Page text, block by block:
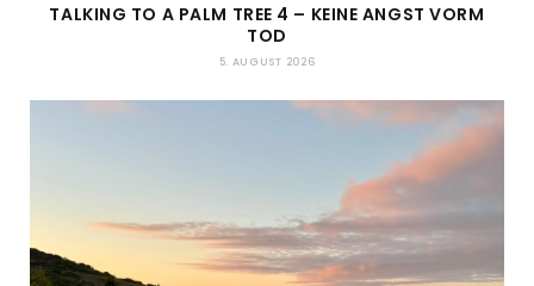
TALKING TO A PALM TREE 4 – KEINE ANGST VORM
TOD
5. AUGUST 2026